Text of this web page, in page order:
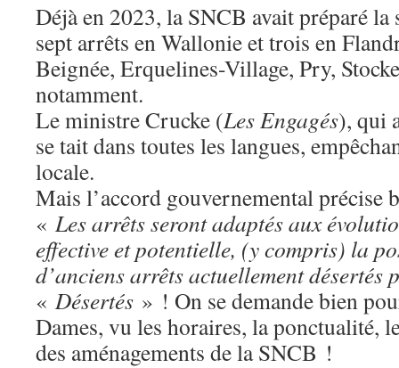
Déjà en 2023, la SNCB avait préparé
sept arrêts en Wallonie et trois en
Beignée, Erquelines-Village, Pry,
notamment.
Le ministre Crucke (Les Engagés), qui
se tait dans toutes les langues,
locale.
Mais l’accord gouvernemental précise
« Les arrêts seront adaptés aux
effective et potentielle, (y compris) la
d’anciens arrêts actuellement désertés
« Désertés » ! On se demande bien
Dames, vu les horaires, la ponctualité,
des aménagements de la SNCB !